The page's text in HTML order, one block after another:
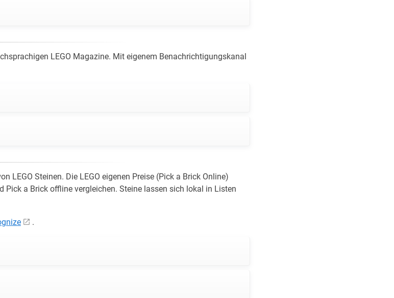
LEGO Magazine. Mit eigenem Benachrichtigungskanal
LEGO Steinen. Die LEGO eigenen Preise (Pick a Brick Online)
Pick a Brick offline vergleichen. Steine lassen sich lokal in Listen
.